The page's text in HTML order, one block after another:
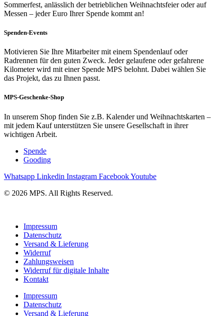
Sommerfest, anlässlich der betrieblichen Weihnachtsfeier oder auf
Messen – jeder Euro Ihrer Spende kommt an!
Spenden-Events
Motivieren Sie Ihre Mitarbeiter mit einem Spendenlauf oder
Radrennen für den guten Zweck. Jeder gelaufene oder gefahrene
Kilometer wird mit einer Spende MPS belohnt. Dabei wählen Sie
das Projekt, das zu Ihnen passt.
MPS-Geschenke-Shop
In unserem Shop finden Sie z.B. Kalender und Weihnachtskarten –
mit jedem Kauf unterstützen Sie unsere Gesellschaft in ihrer
wichtigen Arbeit.
Spende
Gooding
Whatsapp Linkedin Instagram FacebookYoutube
© 2026 MPS. All Rights Reserved.
Impressum
Datenschutz
Versand & Lieferung
Widerruf
Zahlungsweisen
Widerruf für digitale Inhalte
Kontakt
Impressum
Datenschutz
Versand & Lieferung